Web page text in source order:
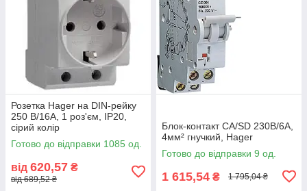
Розетка Hager на DIN-рейку
250 В/16А, 1 роз'єм, IP20,
сірий колір
Готово до відправки 1085 од.
від 620,57 ₴
від 689,52 ₴
Блок-контакт CA/SD 230В/6А,
4мм² гнучкий, Hager
Готово до відправки 9 од.
1 615,54 ₴ 1 795,04 ₴